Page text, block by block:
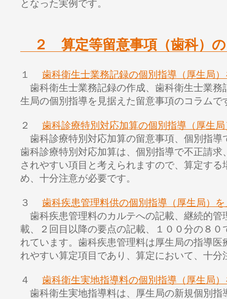
となった実例です。
２ 算定等留意事項（歯科）
１ 歯科衛生士業務記録の個別指導（厚生局
歯科衛生士業務記録の作成、歯科衛生士業務
生局の個別指導を見据えた留意事項のコラムで
２ 歯科診療特別対応加算の個別指導（厚生
歯科診療特別対応加算の留意事項、個別指導
歯科診療特別対応加算は、個別指導で不正請
されやすい項目と考えられますので、算定す
め、十分注意が必要です。
３ 歯科疾患管理料供の個別指導（厚生局）
歯科疾患管理料のカルテへの記載、継続的管
載、２回目以降の要点の記載、１００分の８
れています。歯科疾患管理料は厚生局の指導
れやすい算定項目であり、算定において、十分
４ 歯科衛生実地指導料の個別指導（厚生局
歯科衛生実地指導料は、厚生局の新規個別指